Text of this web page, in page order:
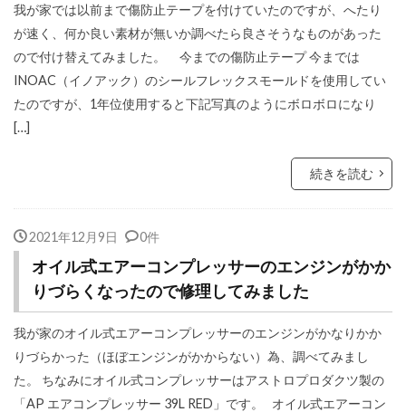
我が家では以前まで傷防止テープを付けていたのですが、へたり
が速く、何か良い素材が無いか調べたら良さそうなものがあった
ので付け替えてみました。 今までの傷防止テープ 今までは
INOAC（イノアック）のシールフレックスモールドを使用してい
たのですが、1年位使用すると下記写真のようにボロボロになり
[…]
続きを読む
2021年12月9日 0件
オイル式エアーコンプレッサーのエンジンがかか
りづらくなったので修理してみました
我が家のオイル式エアーコンプレッサーのエンジンがかなりかか
りづらかった（ほぼエンジンがかからない）為、調べてみまし
た。 ちなみにオイル式コンプレッサーはアストロプロダクツ製の
「AP エアコンプレッサー 39L RED」です。 オイル式エアーコン